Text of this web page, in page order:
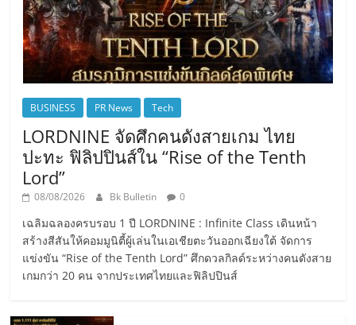
BUSINESS PR News Tech
LORDNINE จัดศึกคนดังสายเกม ไทย
ปะทะ ฟิลิปปินส์ใน “Rise of the Tenth
Lord”
08/08/2026 Bk Bulletin 0
เฉลิมฉลองครบรอบ 1 ปี LORDNINE : Infinite Class เดินหน้า
สร้างสีสันให้คอมมูนิตี้ผู้เล่นในเอเชียตะวันออกเฉียงใต้ จัดการ
แข่งขัน “Rise of the Tenth Lord” ศึกดวลกิลด์ระหว่างคนดังสาย
เกมกว่า 20 คน จากประเทศไทยและฟิลิปปินส์